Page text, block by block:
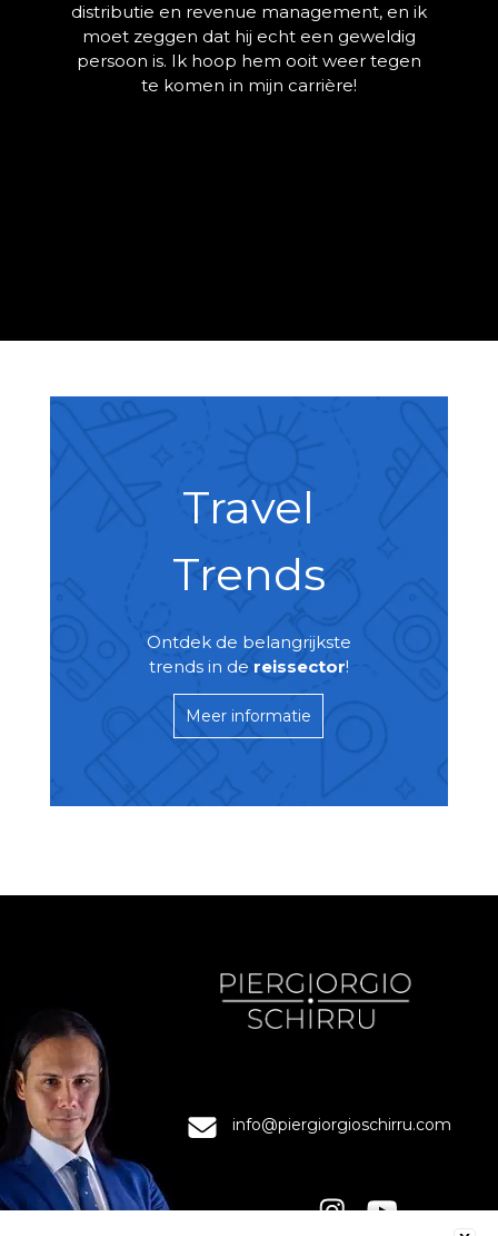
distributie en revenue management, en ik
moet zeggen dat hij echt een geweldig
persoon is. Ik hoop hem ooit weer tegen
te komen in mijn carrière!
Travel
Trends
Ontdek de belangrijkste
trends in de reissector!
Meer informatie
info@piergiorgioschirru.com